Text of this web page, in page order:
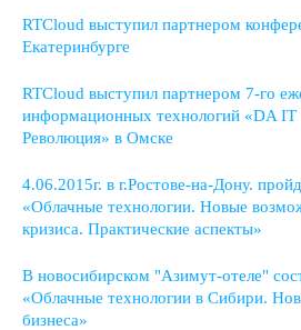
RTCloud выступил партнером
Екатеринбурге
RTCloud выступил партнером 7-го
информационных технологий «DA
Революция» в Омске
4.06.2015г. в г.Ростове-на-Дону.
«Облачные технологии. Новые
кризиса. Практические аспекты»
В новосибирском "Азимут-отеле"
«Облачные технологии в Сибири.
бизнеса»